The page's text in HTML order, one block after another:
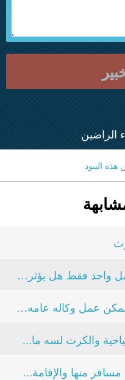
هذه البنود
لدي مؤسسه وارغب ولدي عامل واحد فقط هل يؤثر على شطب...
مرحبا احتاج الى معرفه كيف ممكن عمل وكاله عامه من...
والكرت لسه ما...
منها والإقامة...